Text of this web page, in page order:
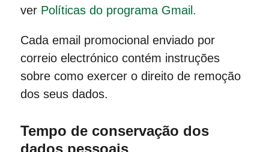
ver Políticas do programa Gmail.
Cada email promocional enviado por
correio electrónico contém instruções
sobre como exercer o direito de remoção
dos seus dados.
Tempo de conservação dos